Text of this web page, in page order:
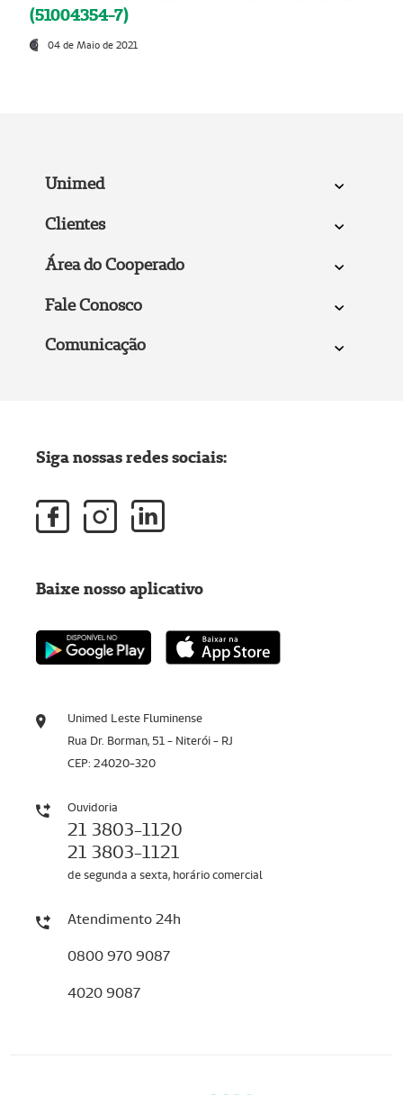
(51004354-7)
04 de Maio de 2021
Unimed
Clientes
Área do Cooperado
Fale Conosco
Comunicação
Unimed Leste Fluminense
Rua Dr. Borman, 51 - Niterói - RJ
CEP: 24020-320
Ouvidoria
21 3803-1120
21 3803-1121
de segunda a sexta, horário comercial
Atendimento 24h
0800 970 9087
4020 9087
Siga nossas redes sociais:
Baixe nosso aplicativo